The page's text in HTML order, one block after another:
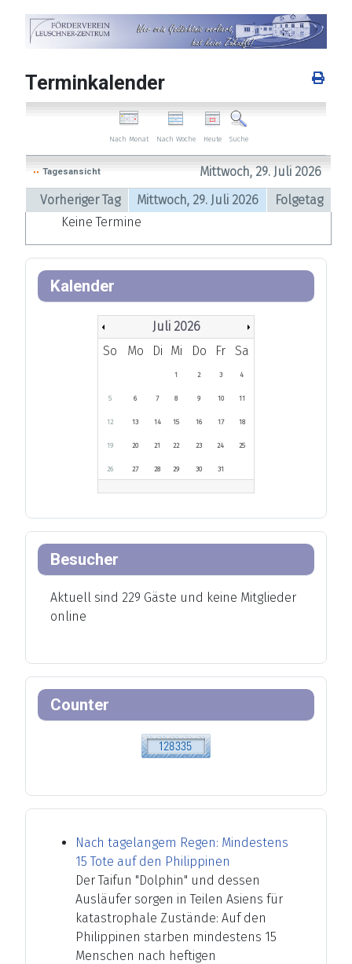
Terminkalender
Nach Monat Nach Woche Heute Suche
Tagesansicht
Mittwoch, 29. Juli 2026
Vorheriger Tag
Mittwoch, 29. Juli 2026
Folgetag
Keine Termine
Kalender
Juli 2026
So
Mo Di Mi Do Fr Sa
1 2 3 4
5 6 7 8 9 10 11
12 13 14 15 16 17 18
19 20 21 22 23 24 25
26 27 28 29 30 31
Besucher
Aktuell sind 229 Gäste und keine Mitglieder
online
Counter
Nach tagelangem Regen: Mindestens
15 Tote auf den Philippinen
Der Taifun "Dolphin" und dessen
Ausläufer sorgen in Teilen Asiens für
katastrophale Zustände: Auf den
Philippinen starben mindestens 15
Menschen nach heftigen